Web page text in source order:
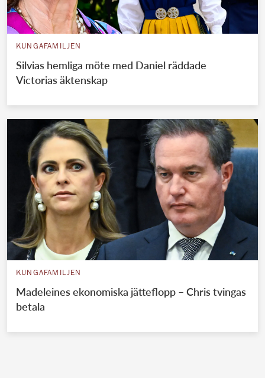
KUNGAFAMILJEN
Silvias hemliga möte med Daniel räddade
Victorias äktenskap
KUNGAFAMILJEN
Madeleines ekonomiska jätteflopp – Chris tvingas
betala